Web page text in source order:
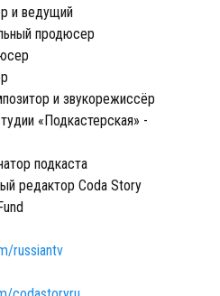
и ведущий
продюсер
и звукорежиссёр
«Подкастерская» -
подкаста
редактор Coda Story
russiantv